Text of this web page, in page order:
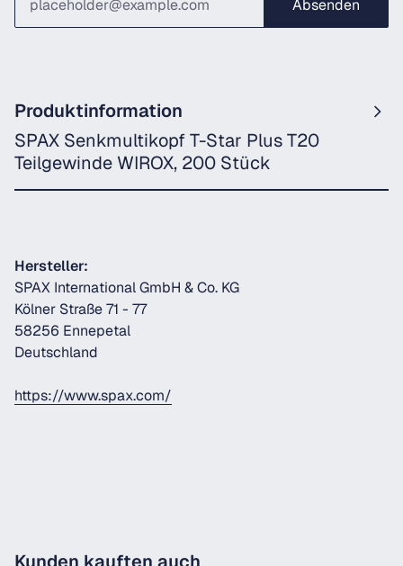
Absenden
Produktinformation
SPAX Senkmultikopf T-Star Plus T20
Teilgewinde WIROX, 200 Stück
Hersteller:
SPAX International GmbH & Co. KG
Kölner Straße 71 - 77
58256 Ennepetal
Deutschland
https://www.spax.com/